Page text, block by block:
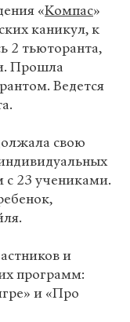
«Компас»
каникул, к
2 тьюторанта,
Прошла
Ведется
свою
с 23 учениками.
и
программ:
и «Про